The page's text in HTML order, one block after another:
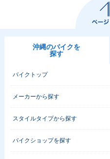
沖縄のバイクを
探す
バイクトップ
メーカーから探す
スタイルタイプから探す
バイクショップを探す